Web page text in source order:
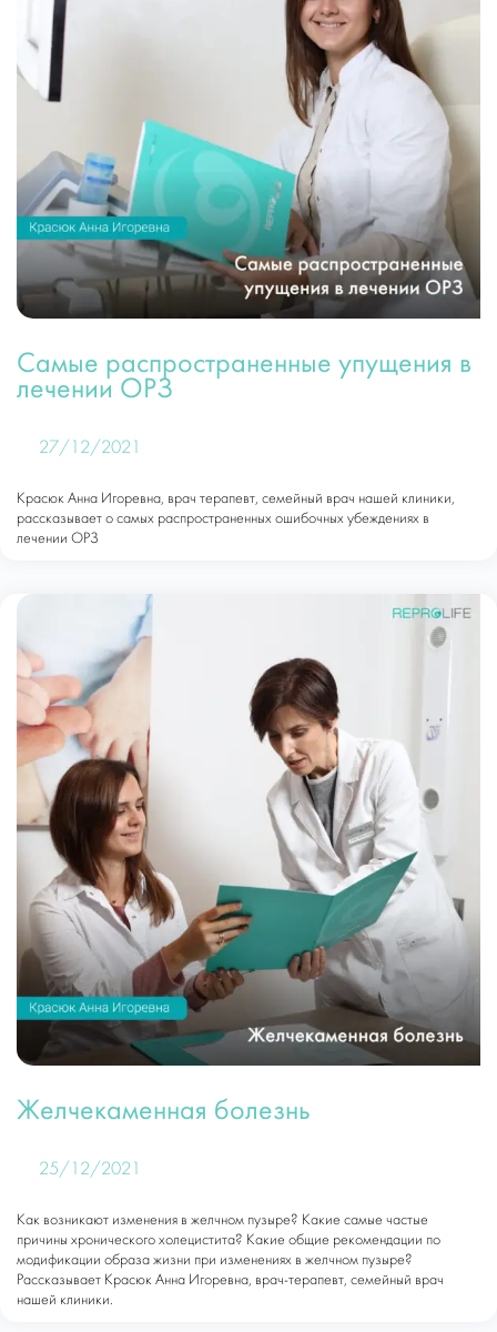
Самые распространенные упущения в
лечении ОРЗ
27/12/2021
Красюк Анна Игоревна, врач терапевт, семейный врач нашей клиники,
рассказывает о самых распространенных ошибочных убеждениях в
лечении ОРЗ
Желчекаменная болезнь
25/12/2021
Как возникают изменения в желчном пузыре? Какие самые частые
причины хронического холецистита? Какие общие рекомендации по
модификации образа жизни при изменениях в желчном пузыре?
Рассказывает Красюк Анна Игоревна, врач-терапевт, семейный врач
нашей клиники.